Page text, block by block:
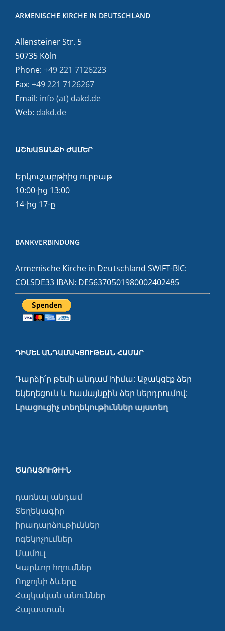
ARMENISCHE KIRCHE IN DEUTSCHLAND
Allensteiner Str. 5
50735 Köln
Phone: +49 221 7126223
Fax: +49 221 7126267
Email: info (at) dakd.de
Web: dakd.de
ԱՇԽԱՏԱՆՔԻ ԺԱՄԵՐ
Երկուշաբթիից ուրբաթ
10:00-ից 13:00
14-ից 17-ը
BANKVERBINDUNG
Armenische Kirche in Deutschland SWIFT-BIC:
COLSDE33 IBAN: DE56370501980002402485
ԴԻՄԵԼ ԱՆԴԱՄԱԿՑՈՒԹԵԱՆ ՀԱՄԱՐ
Դարձի՛ր թեմի անդամ հիմա: Աջակցէք ձեր
եկեղեցուն և համայնքին ձեր ներդրումով:
Լրացուցիչ տեղեկութիւններ այստեղ
ԾԱՌԱՅՈՒԹՒՒՆ
դառնալ անդամ
Տեղեկագիր
իրադարձութիւններ
ոգեկոչումներ
Մամուլ
Կարևոր հղումներ
Ողջոյնի ձևերը
Հայկական անուններ
Հայաստան